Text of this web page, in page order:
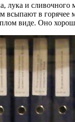
и сливочного
всыпают в
виде. Оно